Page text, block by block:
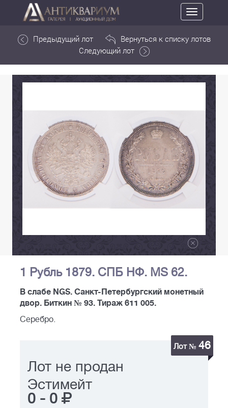
Toggle
navigation
Предыдущий лот
Вернуться к списку лотов
Следующий лот
1 Рубль 1879. СПБ НФ. MS 62.
В слабе NGS. Санкт-Петербургский монетный
двор. Биткин № 93. Тираж 611 005.
Серебро.
Лот № 46
Лот не продан
Эстимейт
0 - 0